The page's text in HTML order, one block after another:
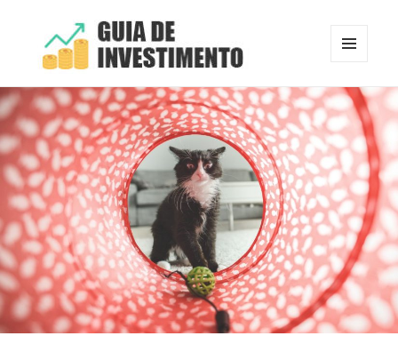
Guia de Investimento
E
WIDGETS